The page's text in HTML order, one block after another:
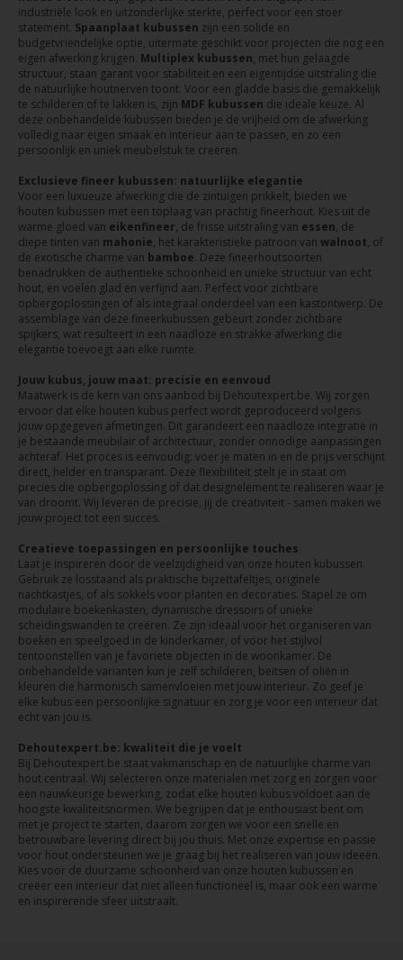
industriële look en uitzonderlijke sterkte, perfect voor een stoer
statement. Spaanplaat kubussen zijn een solide en
budgetvriendelijke optie, uitermate geschikt voor projecten die nog een
eigen afwerking krijgen. Multiplex kubussen, met hun gelaagde
structuur, staan garant voor stabiliteit en een eigentijdse uitstraling die
de natuurlijke houtnerven toont. Voor een gladde basis die gemakkelijk
te schilderen of te lakken is, zijn MDF kubussen die ideale keuze. Al
deze onbehandelde kubussen bieden je de vrijheid om de afwerking
volledig naar eigen smaak en interieur aan te passen, en zo een
persoonlijk en uniek meubelstuk te creëren.
Exclusieve fineer kubussen: natuurlijke elegantie
Voor een luxueuze afwerking die de zintuigen prikkelt, bieden we
houten kubussen met een toplaag van prachtig fineerhout. Kies uit de
warme gloed van eikenfineer, de frisse uitstraling van essen, de
diepe tinten van mahonie, het karakteristieke patroon van walnoot, of
de exotische charme van bamboe. Deze fineerhoutsoorten
benadrukken de authentieke schoonheid en unieke structuur van echt
hout, en voelen glad en verfijnd aan. Perfect voor zichtbare
opbergoplossingen of als integraal onderdeel van een kastontwerp. De
assemblage van deze fineerkubussen gebeurt zonder zichtbare
spijkers, wat resulteert in een naadloze en strakke afwerking die
elegantie toevoegt aan elke ruimte.
Jouw kubus, jouw maat: precisie en eenvoud
Maatwerk is de kern van ons aanbod bij Dehoutexpert.be. Wij zorgen
ervoor dat elke houten kubus perfect wordt geproduceerd volgens
jouw opgegeven afmetingen. Dit garandeert een naadloze integratie in
je bestaande meubilair of architectuur, zonder onnodige aanpassingen
achteraf. Het proces is eenvoudig: voer je maten in en de prijs verschijnt
direct, helder en transparant. Deze flexibiliteit stelt je in staat om
precies die opbergoplossing of dat designelement te realiseren waar je
van droomt. Wij leveren de precisie, jij de creativiteit - samen maken we
jouw project tot een succes.
Creatieve toepassingen en persoonlijke touches
Laat je inspireren door de veelzijdigheid van onze houten kubussen.
Gebruik ze losstaand als praktische bijzettafeltjes, originele
nachtkastjes, of als sokkels voor planten en decoraties. Stapel ze om
modulaire boekenkasten, dynamische dressoirs of unieke
scheidingswanden te creëren. Ze zijn ideaal voor het organiseren van
boeken en speelgoed in de kinderkamer, of voor het stijlvol
tentoonstellen van je favoriete objecten in de woonkamer. De
onbehandelde varianten kun je zelf schilderen, beitsen of oliën in
kleuren die harmonisch samenvloeien met jouw interieur. Zo geef je
elke kubus een persoonlijke signatuur en zorg je voor een interieur dat
echt van jou is.
Dehoutexpert.be: kwaliteit die je voelt
Bij Dehoutexpert.be staat vakmanschap en de natuurlijke charme van
hout centraal. Wij selecteren onze materialen met zorg en zorgen voor
een nauwkeurige bewerking, zodat elke houten kubus voldoet aan de
hoogste kwaliteitsnormen. We begrijpen dat je enthousiast bent om
met je project te starten, daarom zorgen we voor een snelle en
betrouwbare levering direct bij jou thuis. Met onze expertise en passie
voor hout ondersteunen we je graag bij het realiseren van jouw ideeën.
Kies voor de duurzame schoonheid van onze houten kubussen en
creëer een interieur dat niet alleen functioneel is, maar ook een warme
en inspirerende sfeer uitstraalt.